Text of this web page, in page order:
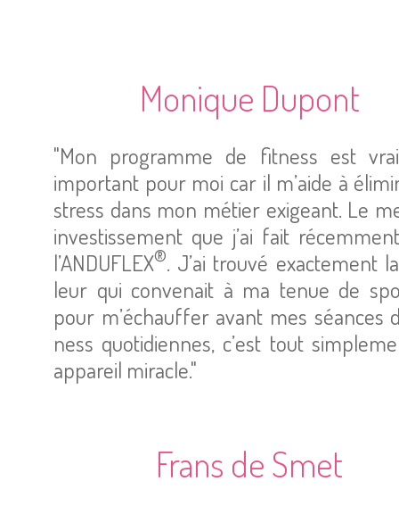
Monique Dupont
"Mon pro­gramme de fit­ness est
impor­tant pour moi car il m’aide à
stress dans mon métier exi­geant. Le
inves­tis­se­ment que j’ai fait
l’AN­DU­FLEX®. J’ai trouvé exac­te­ment
leur qui conve­nait à ma tenue de
pour m’échauf­fer avant mes
ness quo­ti­diennes, c’est tout
appa­reil miracle."
Frans de Smet